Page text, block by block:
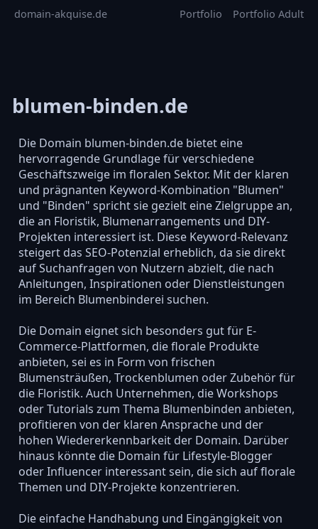
domain-akquise.de Portfolio Portfolio Adult
blumen-binden.de
Die Domain blumen-binden.de bietet eine
hervorragende Grundlage für verschiedene
Geschäftszweige im floralen Sektor. Mit der klaren
und prägnanten Keyword-Kombination "Blumen"
und "Binden" spricht sie gezielt eine Zielgruppe an,
die an Floristik, Blumenarrangements und DIY-
Projekten interessiert ist. Diese Keyword-Relevanz
steigert das SEO-Potenzial erheblich, da sie direkt
auf Suchanfragen von Nutzern abzielt, die nach
Anleitungen, Inspirationen oder Dienstleistungen
im Bereich Blumenbinderei suchen.
Die Domain eignet sich besonders gut für E-
Commerce-Plattformen, die florale Produkte
anbieten, sei es in Form von frischen
Blumensträußen, Trockenblumen oder Zubehör für
die Floristik. Auch Unternehmen, die Workshops
oder Tutorials zum Thema Blumenbinden anbieten,
profitieren von der klaren Ansprache und der
hohen Wiedererkennbarkeit der Domain. Darüber
hinaus könnte die Domain für Lifestyle-Blogger
oder Influencer interessant sein, die sich auf florale
Themen und DIY-Projekte konzentrieren.
Die einfache Handhabung und Eingängigkeit von